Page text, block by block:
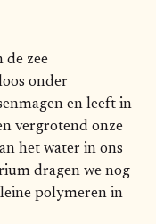
de zee
onder
en leeft in
vergrotend onze
het water in ons
dragen we nog
polymeren in